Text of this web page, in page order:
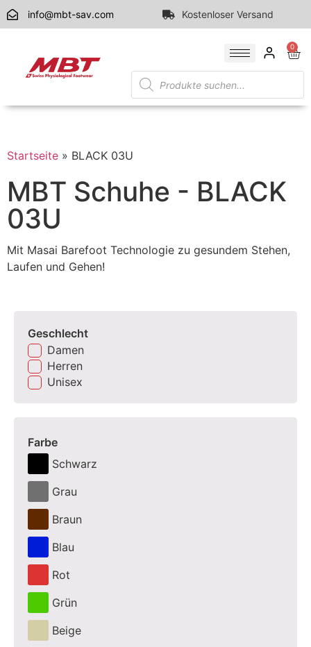
info@mbt-sav.com Kostenloser Versand
0
Startseite » BLACK 03U
MBT Schuhe - BLACK
03U
Mit Masai Barefoot Technologie zu gesundem Stehen,
Laufen und Gehen!
Geschlecht
Damen
Herren
Unisex
Farbe
Schwarz
Grau
Braun
Blau
Rot
Grün
Beige